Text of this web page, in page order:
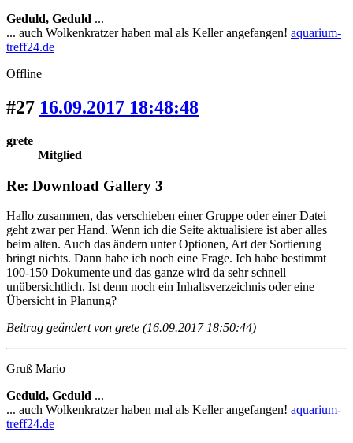
Geduld, Geduld ...
... auch Wolkenkratzer haben mal als Keller angefangen! aquarium-
treff24.de
Offline
#27 16.09.2017 18:48:48
grete
Mitglied
Re: Download Gallery 3
Hallo zusammen, das verschieben einer Gruppe oder einer Datei
geht zwar per Hand. Wenn ich die Seite aktualisiere ist aber alles
beim alten. Auch das ändern unter Optionen, Art der Sortierung
bringt nichts. Dann habe ich noch eine Frage. Ich habe bestimmt
100-150 Dokumente und das ganze wird da sehr schnell
unübersichtlich. Ist denn noch ein Inhaltsverzeichnis oder eine
Übersicht in Planung?
Beitrag geändert von grete (16.09.2017 18:50:44)
Gruß Mario
Geduld, Geduld ...
... auch Wolkenkratzer haben mal als Keller angefangen! aquarium-
treff24.de